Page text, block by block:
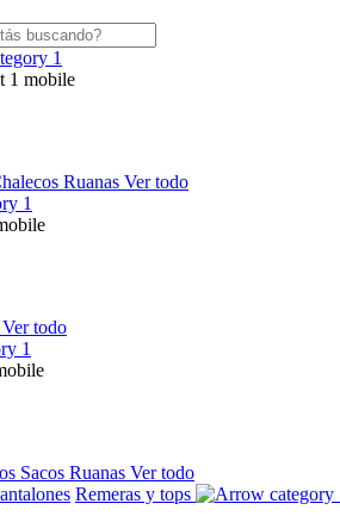
Ruanas Ver todo
Ver todo
Sacos Ruanas Ver todo
Remeras y tops